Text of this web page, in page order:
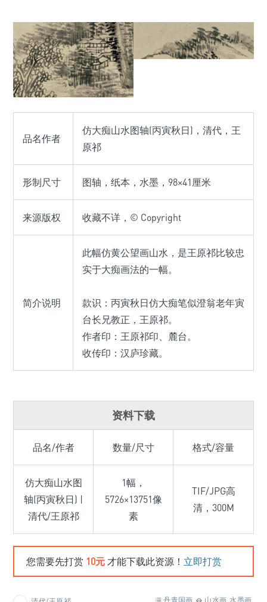
品名作者
仿大痴山水图轴(丙寅秋日)，清代，王
原祁
形制尺寸 图轴，纸本，水墨，98×41厘米
来源版权 收藏不详，© Copyright
简介说明
此幅仿黄公望画山水，是王原祁比较忠
实于大痴画法的一幅。
款识：丙寅秋日仿大痴笔似澄翁老年寅
台长兄教正，王原祁。
作者印：王原祁印、麓台。
收传印：汉庐珍藏。
资料下载
品名/作者 数量/尺寸 格式/容量
仿大痴山水图
轴(丙寅秋日) |
清代/王原祁
1幅，
5726×13751像
素
TIF/JPG高
清，300M
您需要先打赏 10元 才能下载此资源！ 立即打赏
山水画 ,水墨画
丹青国画